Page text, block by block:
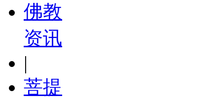
佛教
资讯
|
菩提